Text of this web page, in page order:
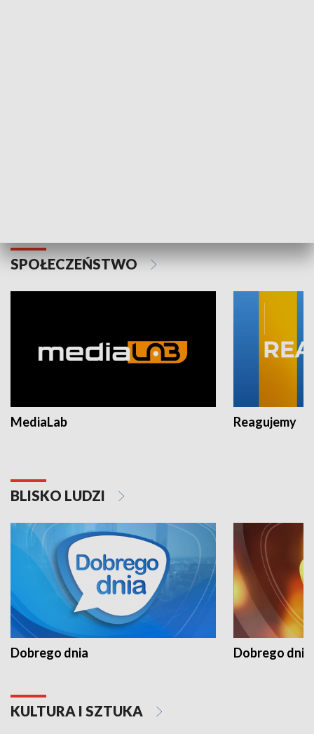
SPOŁECZEŃSTWO
MediaLab Reagujemy
BLISKO LUDZI
Dobrego dnia Dobrego dnia
KULTURA I SZTUKA